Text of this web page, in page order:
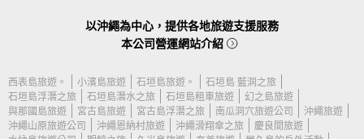
以沖繩為中心，提供各地旅遊支援服務
本公司營運網站介紹
西表島旅遊。 小濱島旅遊 石垣島旅遊。
石垣島 藍洞之旅
石垣島浮潛之旅
石垣島潛水之旅 石垣島租車旅遊
幻之島旅遊
與那國島旅遊
宮古島旅遊 宮古島浮潛之旅 南瓜洞穴旅遊公司
沖繩旅遊
沖繩山原旅遊公司
沖繩恩納村旅遊 沖繩滑翔傘之旅
慶良間旅遊